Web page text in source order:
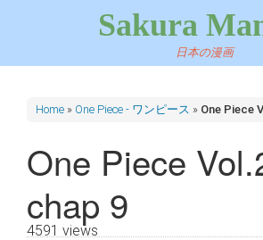
Sakura
日本の漫画
Home » One Piece - ワンピース » One Piece
One Piece
chap 9
4591 views